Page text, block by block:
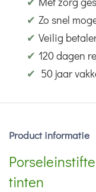
✔ Zo snel
✔ Veilig
✔ 120 dagen
✔ 50 jaar
Product informatie
tinten